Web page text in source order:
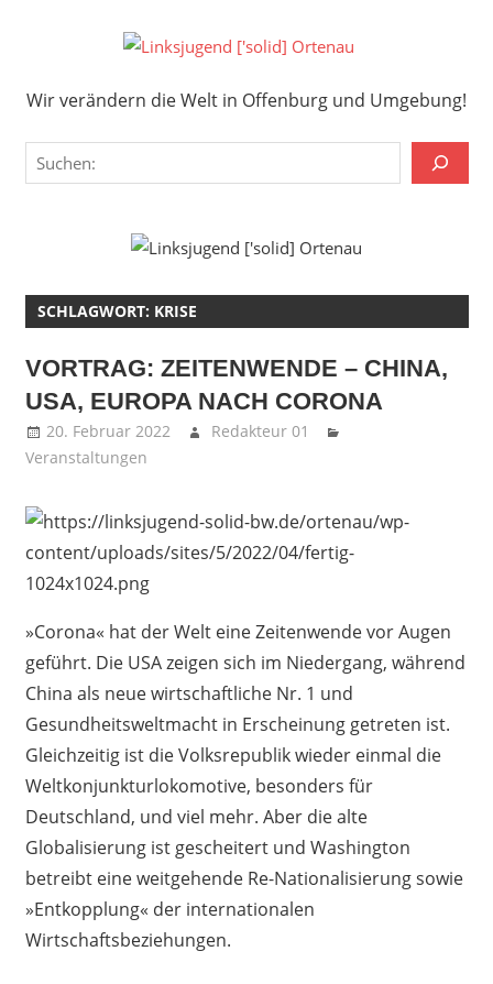
Wir verändern die Welt in Offenburg und Umgebung!
SCHLAGWORT: KRISE
VORTRAG: ZEITENWENDE – CHINA,
USA, EUROPA NACH CORONA
20. Februar 2022
Redakteur 01
Veranstaltungen
»Corona« hat der Welt eine Zeitenwende vor Augen
geführt. Die USA zeigen sich im Niedergang, während
China als neue wirtschaftliche Nr. 1 und
Gesundheitsweltmacht in Erscheinung getreten ist.
Gleichzeitig ist die Volksrepublik wieder einmal die
Weltkonjunkturlokomotive, besonders für
Deutschland, und viel mehr. Aber die alte
Globalisierung ist gescheitert und Washington
betreibt eine weitgehende Re-Nationalisierung sowie
»Entkopplung« der internationalen
Wirtschaftsbeziehungen.